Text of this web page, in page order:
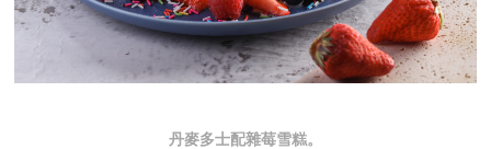
丹麥多士配雜莓雪糕。